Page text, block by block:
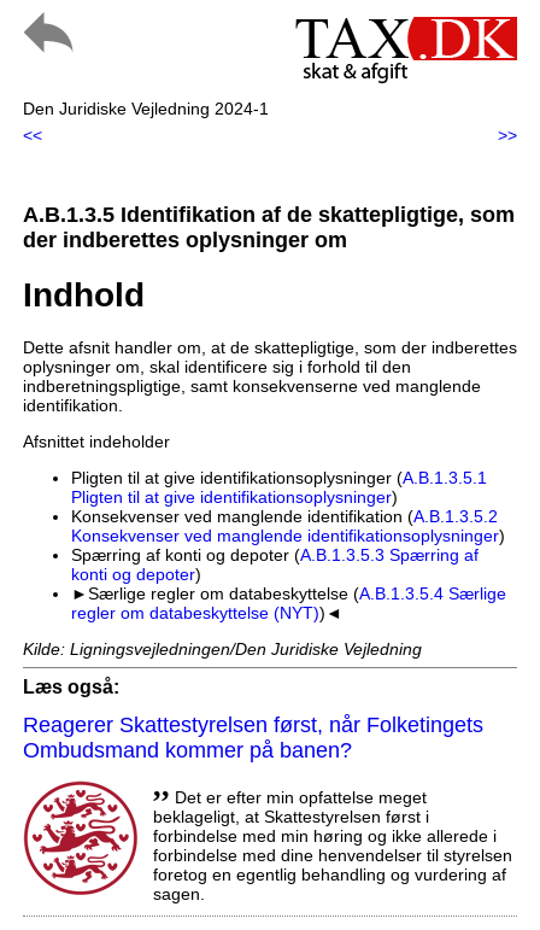
Den Juridiske Vejledning 2024-1
<<
>>
A.B.1.3.5 Identifikation af de skattepligtige, som
der indberettes oplysninger om
Indhold
Dette afsnit handler om, at de skattepligtige, som der indberettes
oplysninger om, skal identificere sig i forhold til den
indberetningspligtige, samt konsekvenserne ved manglende
identifikation.
Afsnittet indeholder
Pligten til at give identifikationsoplysninger (A.B.1.3.5.1
Pligten til at give identifikationsoplysninger)
Konsekvenser ved manglende identifikation (A.B.1.3.5.2
Konsekvenser ved manglende identifikationsoplysninger)
Spærring af konti og depoter (A.B.1.3.5.3 Spærring af
konti og depoter)
►Særlige regler om databeskyttelse (A.B.1.3.5.4 Særlige
regler om databeskyttelse (NYT))◄
Kilde: Ligningsvejledningen/Den Juridiske Vejledning
Læs også:
Reagerer Skattestyrelsen først, når Folketingets
Ombudsmand kommer på banen?
,, Det er efter min opfattelse meget
beklageligt, at Skattestyrelsen først i
forbindelse med min høring og ikke allerede i
forbindelse med dine henvendelser til styrelsen
foretog en egentlig behandling og vurdering af
sagen.